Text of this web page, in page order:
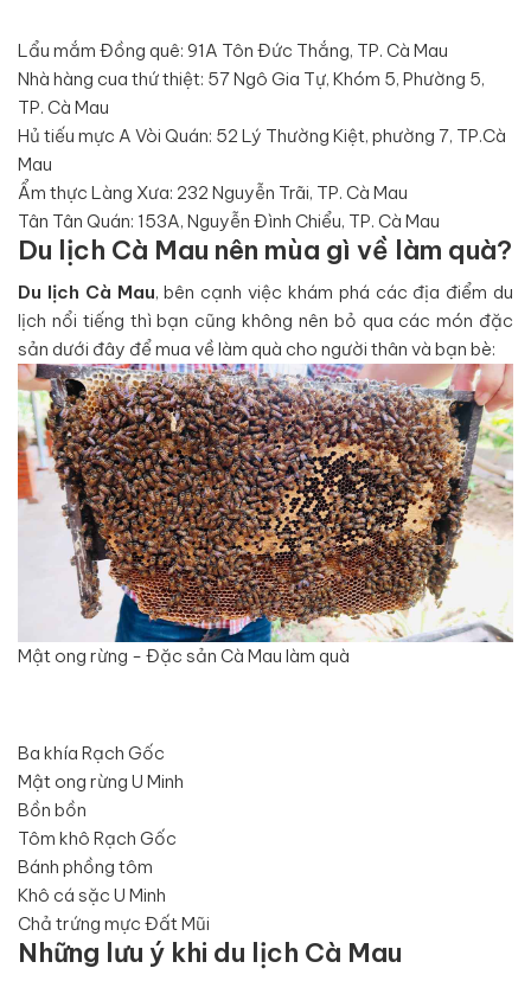
Lẩu mắm Đồng quê: 91A Tôn Đức Thắng, TP. Cà Mau
Nhà hàng cua thứ thiệt: 57 Ngô Gia Tự, Khóm 5, Phường 5,
TP. Cà Mau
Hủ tiếu mực A Vòi Quán: 52 Lý Thường Kiệt, phường 7, TP.Cà
Mau
Ẩm thực Làng Xưa: 232 Nguyễn Trãi, TP. Cà Mau
Tân Tân Quán: 153A, Nguyễn Đình Chiểu, TP. Cà Mau
Du lịch Cà Mau nên mùa gì về làm quà?
Du lịch Cà Mau, bên cạnh việc khám phá các địa điểm du
lịch nổi tiếng thì bạn cũng không nên bỏ qua các món đặc
sản dưới đây để mua về làm quà cho người thân và bạn bè:
Mật ong rừng - Đặc sản Cà Mau làm quà
Ba khía Rạch Gốc
Mật ong rừng U Minh
Bồn bồn
Tôm khô Rạch Gốc
Bánh phồng tôm
Khô cá sặc U Minh
Chả trứng mực Đất Mũi
Những lưu ý khi du lịch Cà Mau